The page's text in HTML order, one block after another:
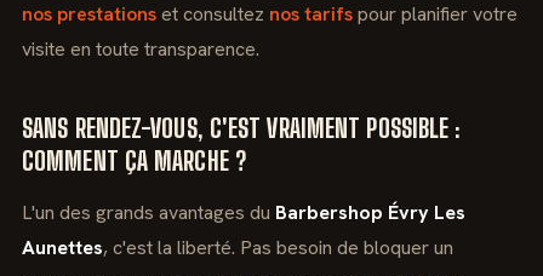
nos prestationset consultez nos tarifspour planifier votre
visite en toute transparence.
SANS RENDEZ-VOUS, C'EST VRAIMENT POSSIBLE :
COMMENT ÇA MARCHE ?
L'un des grands avantages du Barbershop Évry Les
Aunettes, c'est la liberté. Pas besoin de bloquer un